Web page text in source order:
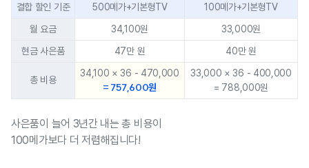
결합 할인 기준 500메가+기본형TV
100메가+기본형TV
월 요금
34,100원
33,000원
현금 사은품
47만 원 40만 원
총 비용
34,100 × 36 - 470,000
= 757,600원
33,000 × 36 - 400,000
= 788,000원
사은품이 늘어 3년간 내는 총 비용이
100메가보다 더 저렴해집니다!